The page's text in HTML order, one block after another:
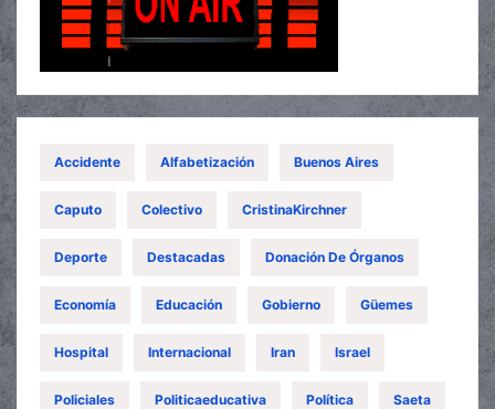
Accidente Alfabetización Buenos Aires
Caputo Colectivo CristinaKirchner
Deporte Destacadas Donación De Órganos
Economía Educación Gobierno Güemes
Hospital Internacional Iran Israel
Policiales Politicaeducativa Política Saeta